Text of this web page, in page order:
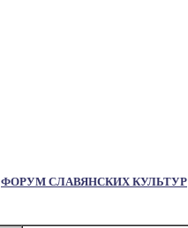
ФОРУМ СЛАВЯНСКИХ КУЛЬТУР